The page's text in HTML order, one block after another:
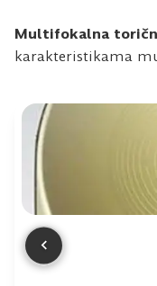
Multifokalna
karakteristikama